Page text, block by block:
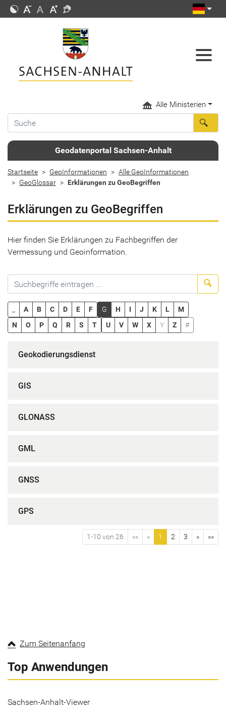
Alle Ministerien
Geodatenportal Sachsen-Anhalt
Startseite GeoInformationen
Alle GeoInformationen
GeoGlossar
Erklärungen zu GeoBegriffen
Erklärungen zu GeoBegriffen
Hier finden Sie Erklärungen zu Fachbegriffen der
Vermessung und Geoinformation.
A B C D E F G H I J K L
M
N
O P Q R S T U V W X Y Z #
Geokodierungsdienst
GIS
GLONASS
GML
GNSS
GPS
1-10 von 26 «« « 1 2 3 » »»
Zum Seitenanfang
Top Anwendungen
Sachsen-Anhalt-Viewer